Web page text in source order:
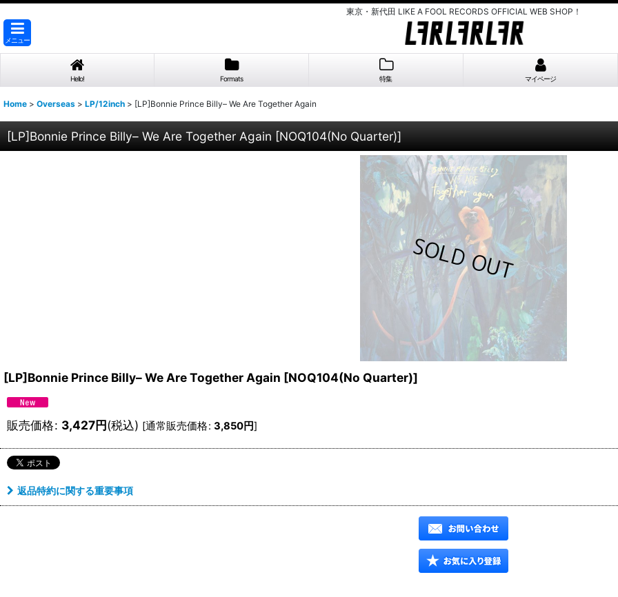
東京・新代田 LIKE A FOOL RECORDS OFFICIAL WEB SHOP！
メニュー
Hello! Formats 特集 マイページ
Home > Overseas > LP/12inch > [LP]Bonnie Prince Billy‎– We Are Together Again
[LP]Bonnie Prince Billy‎– We Are Together Again [NOQ104(No Quarter)]
[LP]Bonnie Prince Billy‎– We Are Together Again [NOQ104(No Quarter)]
販売価格: 3,427円(税込) [通常販売価格: 3,850円]
返品特約に関する重要事項